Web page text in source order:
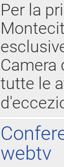
Per la
Camera
tutte le
webtv